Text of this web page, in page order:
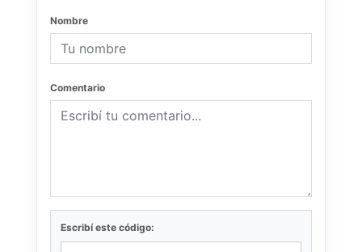
Nombre
Comentario
Escribí este código: